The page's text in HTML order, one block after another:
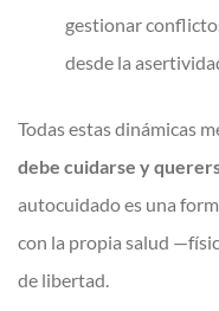
gestionar
desde la
Todas estas dinámicas
debe cuidarse y
autocuidado es una
con la propia salud
de libertad.